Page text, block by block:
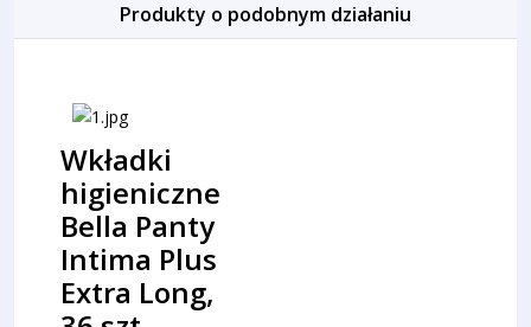
Produkty o podobnym działaniu
Wkładki
higieniczne
Bella Panty
Intima Plus
Extra Long,